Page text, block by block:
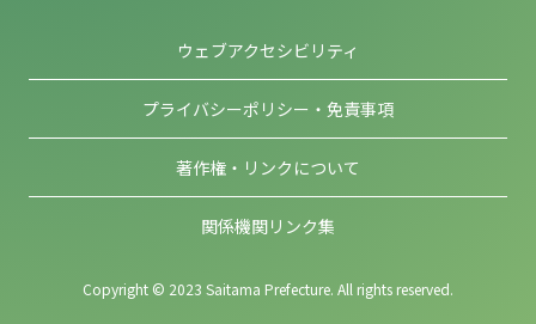
ウェブアクセシビリティ
プライバシーポリシー・免責事項
著作権・リンクについて
関係機関リンク集
Copyright © 2023 Saitama Prefecture. All rights reserved.